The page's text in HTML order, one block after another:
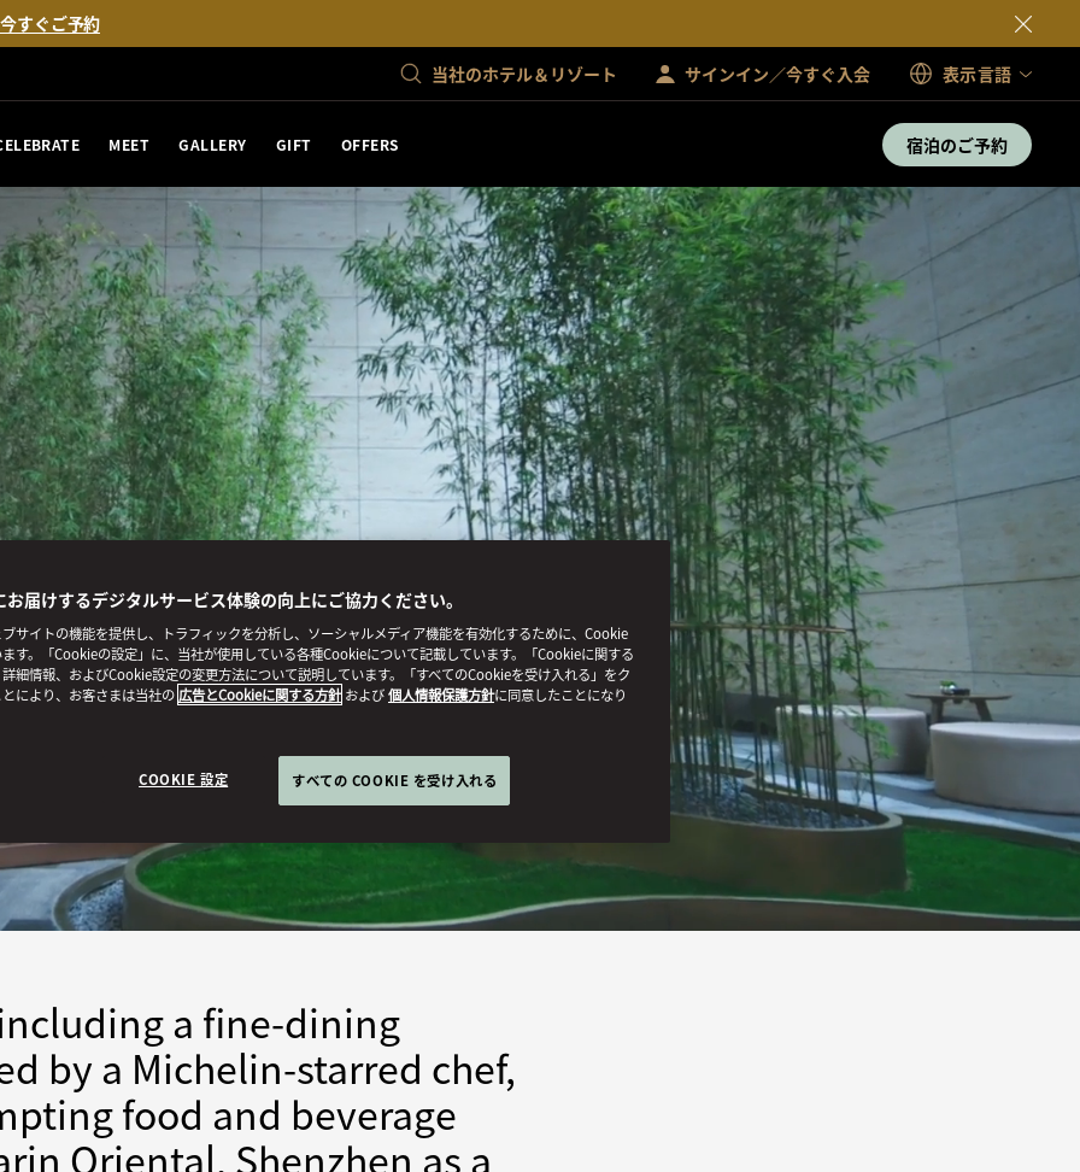
今すぐご予約
当社のホテル＆リゾート サインイン／今すぐ入会 表示言語
MEET GALLERY GIFT OFFERS 宿泊のご予約
a fine-dining
by a Michelin-starred chef,
food and beverage
Oriental, Shenzhen as a
届けするデジタルサービス体験の向上にご協力ください。
サイトの機能を提供し、トラフィックを分析し、ソーシャルメディア機能を有効化するために、Cookie
す。「Cookieの設定」に、当社が使用している各種Cookieについて記載しています。「Cookieに関する
細情報、およびCookie設定の変更方法について説明しています。「すべてのCookieを受け入れる」をク
により、お客さまは当社の 広告とCookieに関する方針 および個人情報保護方針に同意したことになり
COOKIE 設定 すべての COOKIE を受け入れる